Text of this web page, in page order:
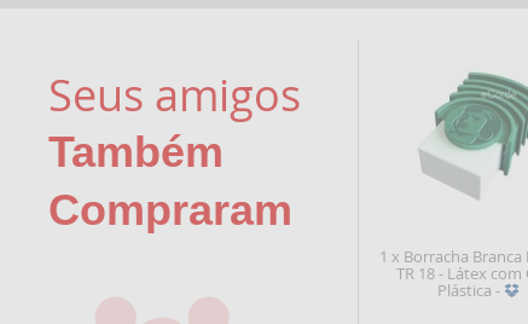
Seus amigos
Também
Compraram
1 x Borracha
TR 18 - Látex com
Plástica -